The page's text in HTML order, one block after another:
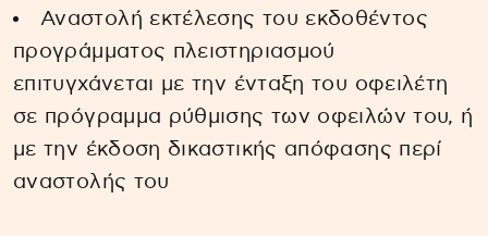
Αναστολή εκτέλεσης του εκδοθέντος
προγράμματος πλειστηριασμού
επιτυγχάνεται με την ένταξη του οφειλέτη
σε πρόγραμμα ρύθμισης των οφειλών του, ή
με την έκδοση δικαστικής απόφασης περί
αναστολής του